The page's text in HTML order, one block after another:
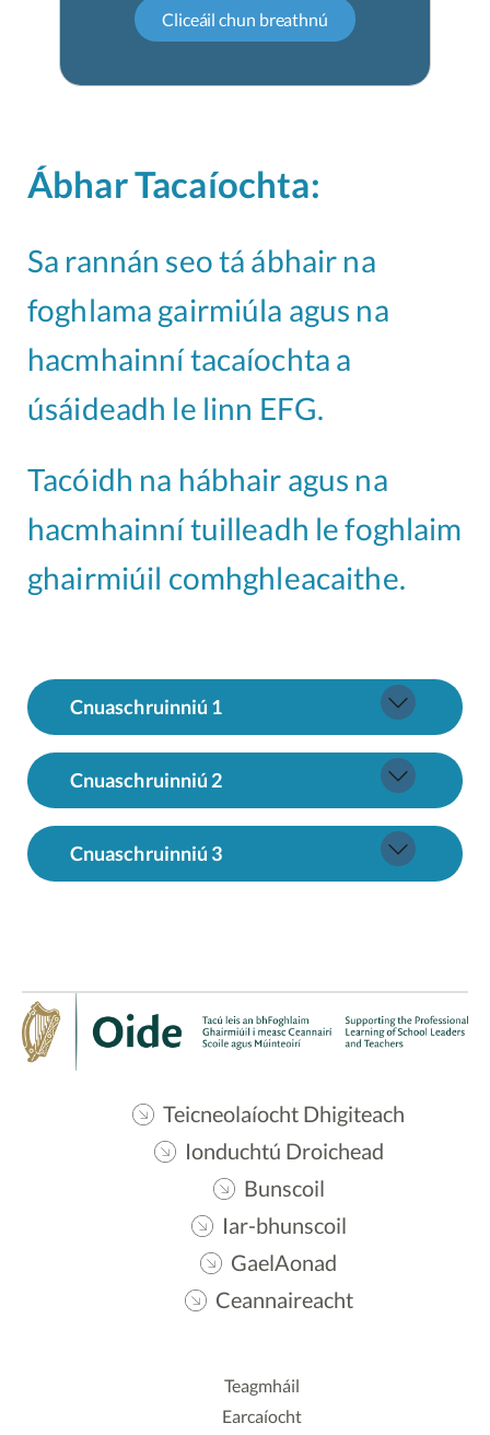
Ábhar Tacaíochta:
Sa rannán seo tá ábhair na
foghlama gairmiúla agus na
hacmhainní tacaíochta a
úsáideadh le linn EFG.
Tacóidh na hábhair agus na
hacmhainní tuilleadh le foghlaim
ghairmiúil comhghleacaithe.
Cnuaschruinniú 1
Cnuaschruinniú 2
Cnuaschruinniú 3
Teicneolaíocht Dhigiteach
Ionduchtú Droichead
Bunscoil
Iar-bhunscoil
GaelAonad
Ceannaireacht
Teagmháil
Earcaíocht